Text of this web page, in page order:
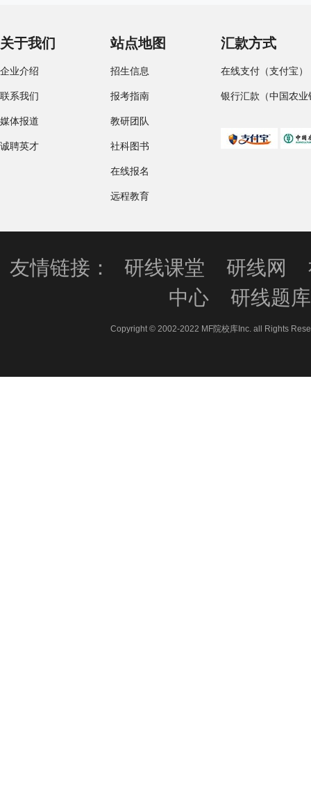
关于我们
企业介绍
联系我们
媒体报道
诚聘英才
站点地图
招生信息
报考指南
教研团队
社科图书
在线报名
远程教育
汇款方式
在线支付（支付宝）
银行汇款（中国农业
友情链接： 研线课堂 研线网
中心
研线题库
Copyright © 2002-2022 MF院校库Inc. all Rights